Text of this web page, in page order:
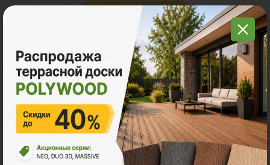
Все акции
Ознакомьтесь с нашей
продукцией